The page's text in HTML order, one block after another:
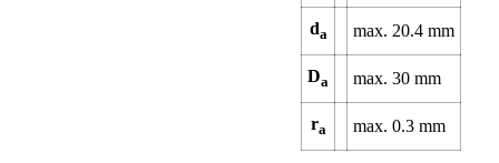
da max. 20.4 mm
Da max. 30 mm
ra max. 0.3 mm